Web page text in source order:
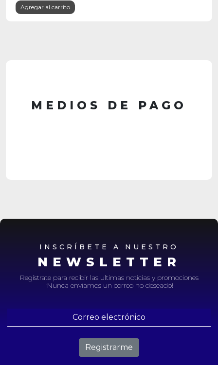
Agregar al carrito
MEDIOS DE PAGO
INSCRÍBETE A NUESTRO
NEWSLETTER
Regístrate para recibir las ultimas noticias y promociones
¡Nunca enviamos un correo no deseado!
Registrarme